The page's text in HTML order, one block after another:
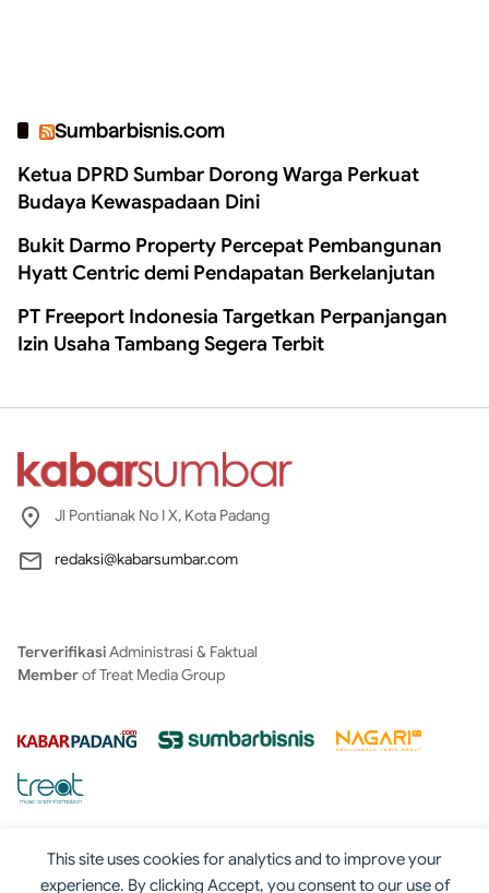
This site uses cookies for analytics and to improve your
experience. By clicking Accept, you consent to our use of
Sumbarbisnis.com
Ketua DPRD Sumbar Dorong Warga Perkuat
Budaya Kewaspadaan Dini
Bukit Darmo Property Percepat Pembangunan
Hyatt Centric demi Pendapatan Berkelanjutan
PT Freeport Indonesia Targetkan Perpanjangan
Izin Usaha Tambang Segera Terbit
Jl Pontianak No I X, Kota Padang
redaksi@kabarsumbar.com
TerverifikasiAdministrasi & Faktual
Memberof Treat Media Group